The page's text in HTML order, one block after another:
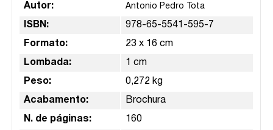
Autor: Antonio Pedro Tota
ISBN: 978-65-5541-595-7
Formato: 23 x 16 cm
Lombada: 1 cm
Peso: 0,272 kg
Acabamento: Brochura
N. de páginas: 160